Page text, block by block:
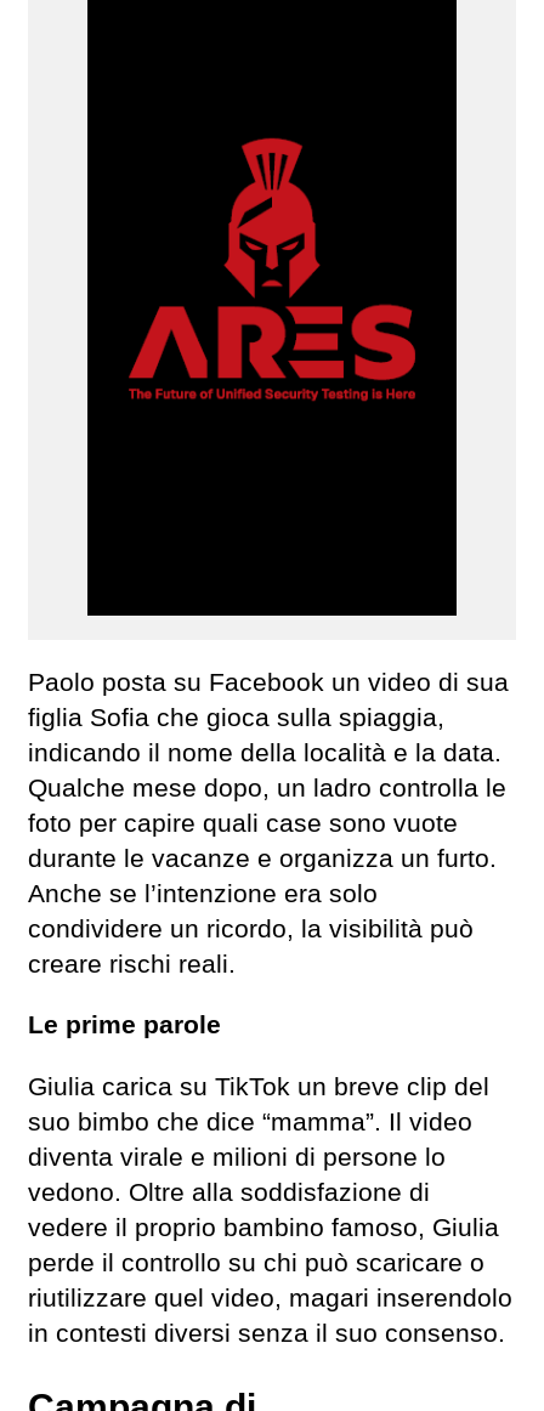
Paolo posta su Facebook un video di sua
figlia Sofia che gioca sulla spiaggia,
indicando il nome della località e la data.
Qualche mese dopo, un ladro controlla le
foto per capire quali case sono vuote
durante le vacanze e organizza un furto.
Anche se l’intenzione era solo
condividere un ricordo, la visibilità può
creare rischi reali.
Le prime parole
Giulia carica su TikTok un breve clip del
suo bimbo che dice “mamma”. Il video
diventa virale e milioni di persone lo
vedono. Oltre alla soddisfazione di
vedere il proprio bambino famoso, Giulia
perde il controllo su chi può scaricare o
riutilizzare quel video, magari inserendolo
in contesti diversi senza il suo consenso.